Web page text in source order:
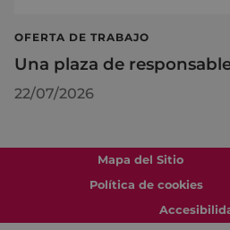
OFERTA DE TRABAJO
Una plaza de
22/07/2026
Mapa del Sitio
Política de cookies